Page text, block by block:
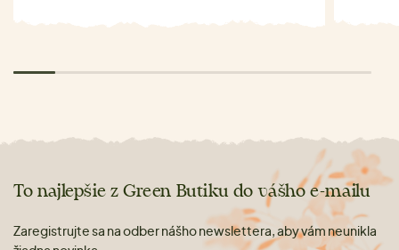
To najlepšie z Green Butiku do vášho e-mailu
Zaregistrujte sa na odber nášho newslettera, aby vám neunikla